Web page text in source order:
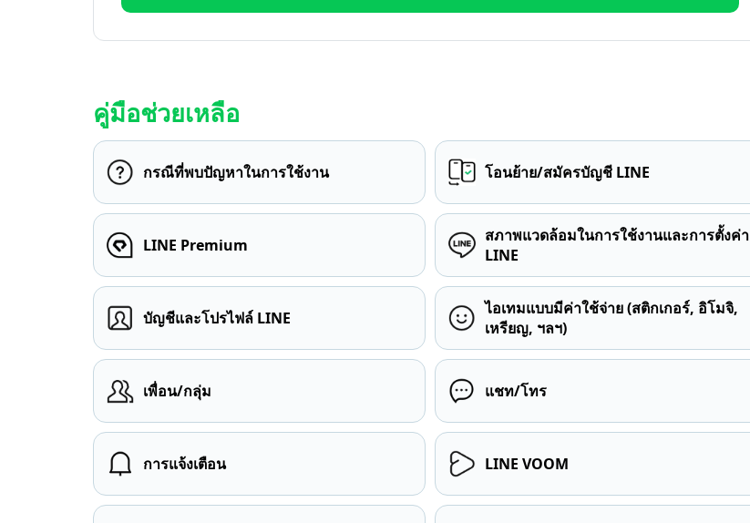
คู่มือช่วยเหลือ
กรณีที่พบปัญหาในการใช้งาน โอนย้าย/สมัครบัญชี LINE
LINE Premium
สภาพแวดล้อมในการใช้งานและการตั้งค่า
LINE
บัญชีและโปรไฟล์ LINE
ไอเทมแบบมีค่าใช้จ่าย (สติกเกอร์, อิโมจิ,
เหรียญ, ฯลฯ)
เพื่อน/กลุ่ม แชท/โทร
การแจ้งเตือน LINE VOOM